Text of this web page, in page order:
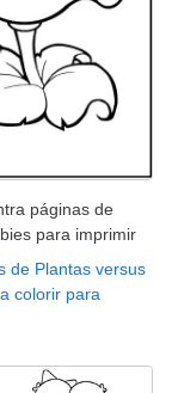
páginas de
para imprimir
de Plantas versus
colorir para